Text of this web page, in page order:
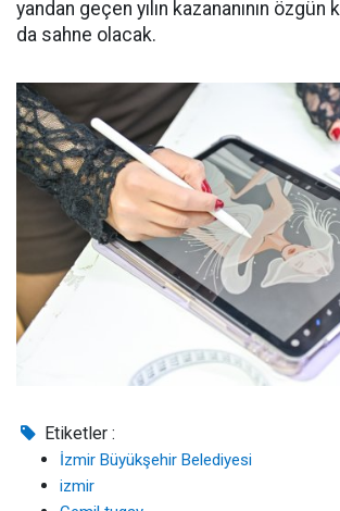
yandan geçen yılın kazananının
da sahne olacak.
Etiketler :
İzmir Büyükşehir Belediyesi
izmir